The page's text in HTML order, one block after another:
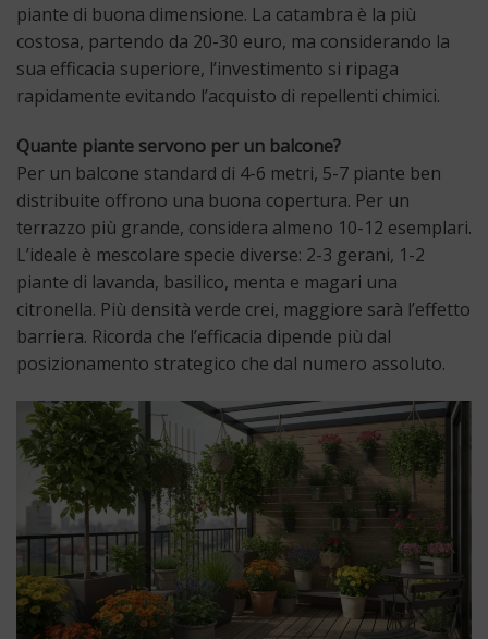
piante di buona dimensione. La catambra è la più
costosa, partendo da 20-30 euro, ma considerando la
sua efficacia superiore, l’investimento si ripaga
rapidamente evitando l’acquisto di repellenti chimici.
Quante piante servono per un balcone?
Per un balcone standard di 4-6 metri, 5-7 piante ben
distribuite offrono una buona copertura. Per un
terrazzo più grande, considera almeno 10-12 esemplari.
L’ideale è mescolare specie diverse: 2-3 gerani, 1-2
piante di lavanda, basilico, menta e magari una
citronella. Più densità verde crei, maggiore sarà l’effetto
barriera. Ricorda che l’efficacia dipende più dal
posizionamento strategico che dal numero assoluto.